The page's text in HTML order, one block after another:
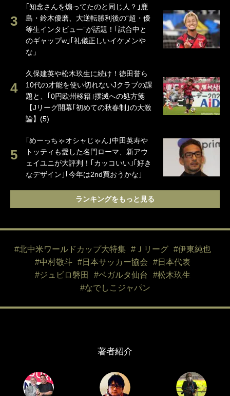
｢知念さんを煽ってたのと同じ人？｣鹿
島・鈴木優磨、大逆転勝利後の“超・優
等生インタビュー”が話題！｢試合中と
のギャップw｣｢礼儀正しいイケメンや
な」
久保建英や松木玖生に続け！徳田誉ら
10代の才能を使い切れないJクラブの課
題と、｢0円欧州移籍｣撲滅への処方箋
【Jリーグ開幕｢初めての秋春制｣の大激
論】(5)
｢めーっちゃオシャじゃん｣中田英寿や
トッティも愛した名門ローマ、新アウ
ェイユニが大評判！｢カッコいい｣｢好き
なデザイン｣｢今年は2nd買おうかな｣
ランキングをもっと見る
#北中米ワールドカップ大特集 #Ｊリーグ
#伊東純也
#中村敬斗
#日本サッカー協会
#日本代表
#ジュビロ磐田
#ベガルタ仙台
#松木玖生
#なでしこジャパン
著者紹介